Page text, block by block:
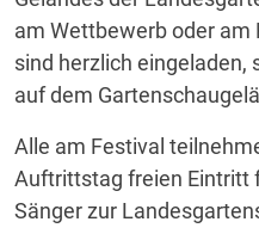
am Wettbewerb oder
sind herzlich
auf dem
Alle am Festival
Auftrittstag freien Eintritt
Sänger zur